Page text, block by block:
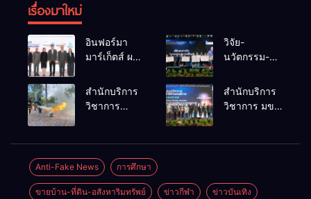
เรื่องมาใหม่
อินฟอร์มา
มาร์เก็ตส์ ผนึก
ธุรกิจท่อง
เที่ยว-บริการ
Thailand
2026 เชื่อม 4
งานใหญ่
สร้างโอกาส
วิจัย-
นวัตกรรม-
คือโอกาสใหม่
ของคนพิการ
เศรษฐกิจ
สำนักบริการ
วิชาการ
เพลิงขั้นต้น”
ยกระดับ
ศักยภาพเจ้า
สำนักบริการ
วิชาการ มข.
เวทีระดับชาติ
Anti-Fake News การศึกษา
ขายบ้าน-ที่ดิน-อสังหาริมทรัพย์ ข่าวกีฬา ข่าวบันเทิง